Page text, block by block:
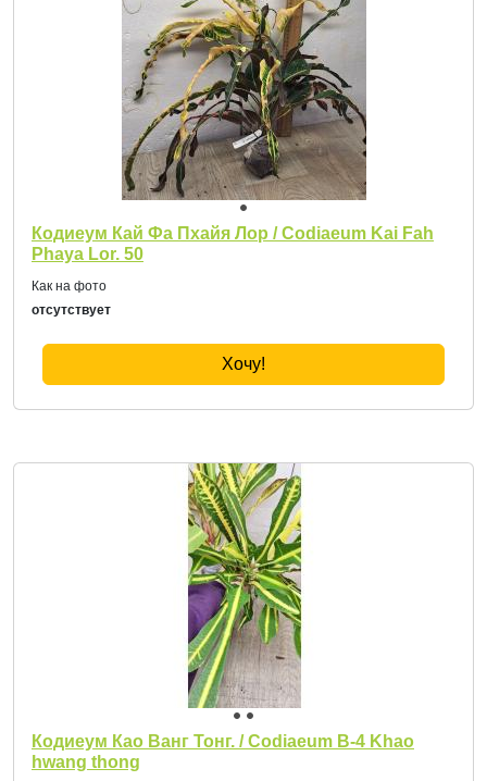
Кодиеум Кай Фа Пхайя Лор / Codiaeum Kai Fah
Phaya Lor. 50
Как на фото
отсутствует
Хочу!
Кодиеум Као Ванг Тонг. / Codiaeum B-4 Khao
hwang thong